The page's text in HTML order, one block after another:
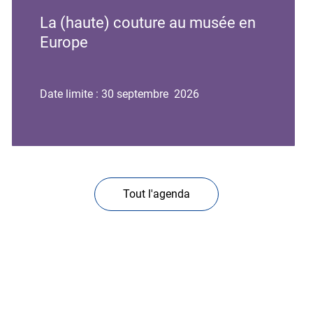
l'événement l'événement
La (haute) couture au musée en
Europe
Date limite : 30 septembre 2026
Tout l'agenda